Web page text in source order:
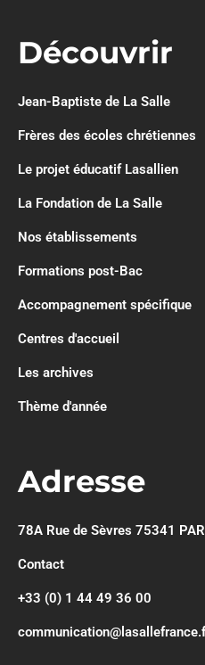
Découvrir
Jean-Baptiste de La Salle
Frères des écoles chrétiennes
Le projet éducatif Lasallien
La Fondation de La Salle
Nos établissements
Formations post-Bac
Accompagnement spécifique
Centres d'accueil
Les archives
Thème d'année
Adresse
78A Rue de Sèvres 75341
Contact
+33 (0) 1 44 49 36 00